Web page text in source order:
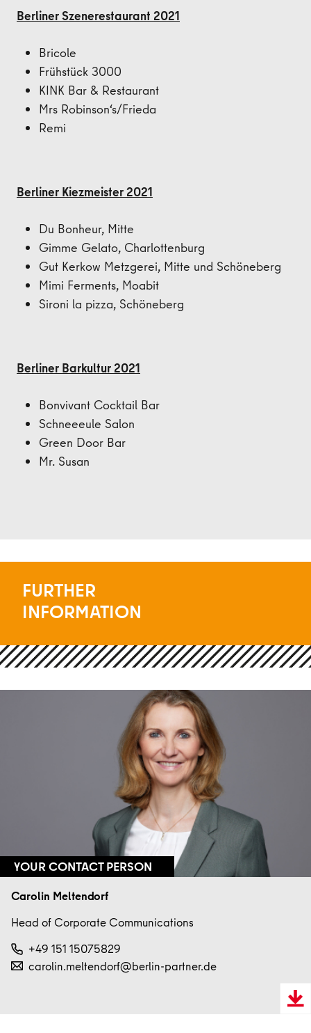
Berliner Szenerestaurant 2021
Bricole
Frühstück 3000
KINK Bar & Restaurant
Mrs Robinson‘s/Frieda
Remi
Berliner Kiezmeister 2021
Du Bonheur, Mitte
Gimme Gelato, Charlottenburg
Gut Kerkow Metzgerei, Mitte und Schöneberg
Mimi Ferments, Moabit
Sironi la pizza, Schöneberg
Berliner Barkultur 2021
Bonvivant Cocktail Bar
Schneeeule Salon
Green Door Bar
Mr. Susan
FURTHER
INFORMATION
YOUR CONTACT PERSON
Carolin Meltendorf
Head of Corporate Communications
+49 151 15075829
carolin.meltendorf@berlin-partner.de
VCard